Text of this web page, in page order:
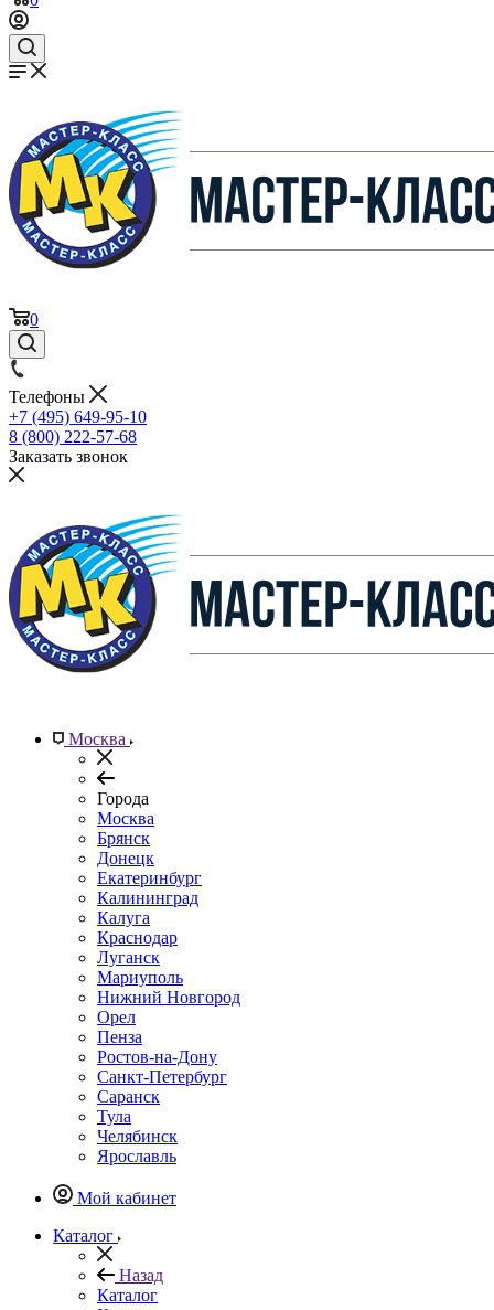
0
Телефоны
+7 (495) 649-95-10
8 (800) 222-57-68
Заказать звонок
Москва
Города
Москва
Брянск
Донецк
Екатеринбург
Калининград
Калуга
Краснодар
Луганск
Мариуполь
Нижний Новгород
Орел
Пенза
Ростов-на-Дону
Санкт-Петербург
Саранск
Тула
Челябинск
Ярославль
Мой кабинет
Каталог
Назад
Каталог